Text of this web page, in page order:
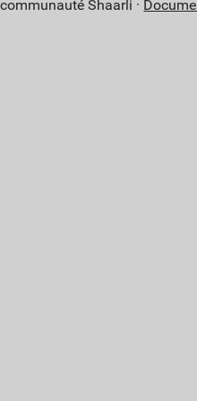
Shaarli ·